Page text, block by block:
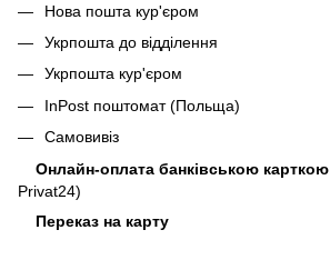
Нова пошта кур'єром
Укрпошта до відділення
Укрпошта кур'єром
InPost поштомат (Польща)
Самовивіз
Онлайн-оплата банківською карткою
Privat24)
Переказ на карту